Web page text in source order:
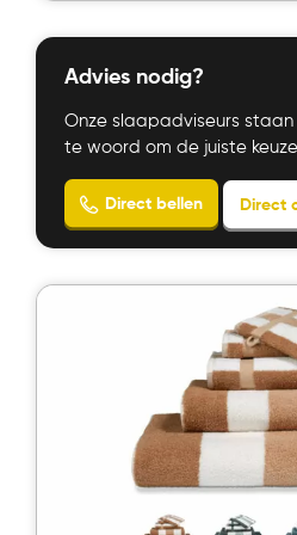
Advies nodig?
Onze slaapadviseurs
te woord om de juiste